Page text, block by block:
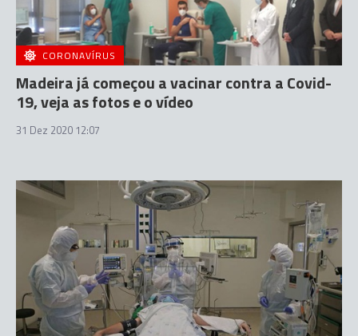
CORONAVÍRUS
Madeira já começou a vacinar contra a Covid-
19, veja as fotos e o vídeo
31 Dez 2020 12:07